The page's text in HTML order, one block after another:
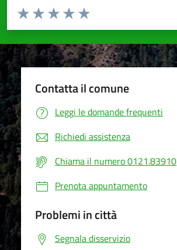
Valuta da 1 a 5 stelle la pagina
Valuta 5 stelle su 5
Valuta 4 stelle su 5
Valuta 3 stelle su 5
Valuta 2 stelle su 5
Valuta 1 stelle su 5
Contatta il comune
Leggi le domande frequenti
Richiedi assistenza
Chiama il numero 0121.83910
Prenota appuntamento
Problemi in città
Segnala disservizio